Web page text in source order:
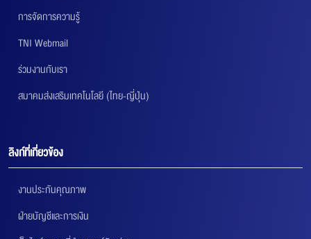
การจัดการความรู้
TNI Webmail
ร่วมงานกับเรา
สมาคมส่งเสริมเทคโนโลยี (ไทย-ญี่ปุ่น)
ลิงก์ที่เกี่ยวข้อง
งานประกันคุณภาพ
ฝ่ายบัญชีและการเงิน